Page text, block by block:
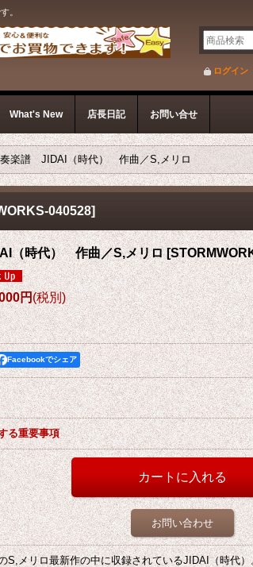
。
ログイン
What's New 店長日記 お問い合せ
楽譜 JIDAI（時代） 作曲／S,メリロ
040528]
（時代） 作曲／S,メリロ [
円(税別)
Facebookでシェア
る重要事項
お問い合わせ
S,メリロ最新作の中に収録されているJIDAI（時代）